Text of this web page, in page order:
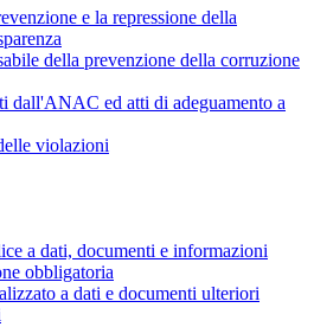
e la repressione della
della prevenzione della corruzione
dall'ANAC ed atti di adeguamento a
violazioni
a dati, documenti e informazioni
obbligatoria
a dati e documenti ulteriori